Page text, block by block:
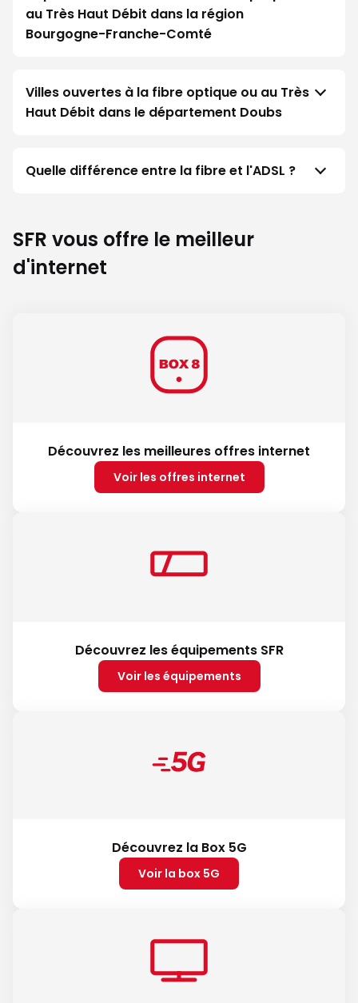
au Très Haut Débit dans la région
Bourgogne-Franche-Comté
Villes ouvertes à la fibre optique ou au Très
Haut Débit dans le département Doubs
Quelle différence entre la fibre et l'ADSL ?
SFR vous offre le meilleur
d'internet
Découvrez les meilleures offres internet
Voir les offres internet
Découvrez les équipements SFR
Voir les équipements
Découvrez la Box 5G
Voir la box 5G